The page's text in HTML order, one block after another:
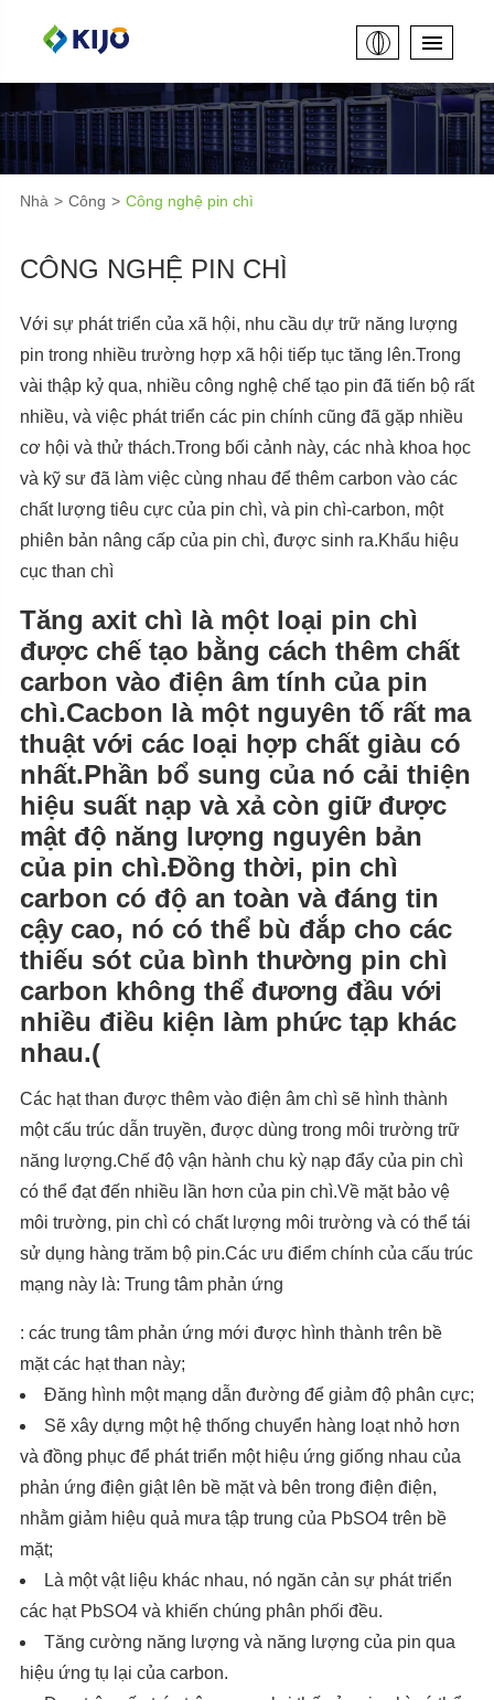
Nhà Công Công nghệ pin chì
CÔNG NGHỆ PIN CHÌ
Với sự phát triển của xã hội, nhu cầu dự trữ năng lượng
pin trong nhiều trường hợp xã hội tiếp tục tăng lên.Trong
vài thập kỷ qua, nhiều công nghệ chế tạo pin đã tiến bộ rất
nhiều, và việc phát triển các pin chính cũng đã gặp nhiều
cơ hội và thử thách.Trong bối cảnh này, các nhà khoa học
và kỹ sư đã làm việc cùng nhau để thêm carbon vào các
chất lượng tiêu cực của pin chì, và pin chì-carbon, một
phiên bản nâng cấp của pin chì, được sinh ra.Khẩu hiệu
cục than chì
Tăng axit chì là một loại pin chì
được chế tạo bằng cách thêm chất
carbon vào điện âm tính của pin
chì.Cacbon là một nguyên tố rất ma
thuật với các loại hợp chất giàu có
nhất.Phần bổ sung của nó cải thiện
hiệu suất nạp và xả còn giữ được
mật độ năng lượng nguyên bản
của pin chì.Đồng thời, pin chì
carbon có độ an toàn và đáng tin
cậy cao, nó có thể bù đắp cho các
thiếu sót của bình thường pin chì
carbon không thể đương đầu với
nhiều điều kiện làm phức tạp khác
nhau.(
Các hạt than được thêm vào điện âm chì sẽ hình thành
một cấu trúc dẫn truyền, được dùng trong môi trường trữ
năng lượng.Chế độ vận hành chu kỳ nạp đẩy của pin chì
có thể đạt đến nhiều lần hơn của pin chì.Về mặt bảo vệ
môi trường, pin chì có chất lượng môi trường và có thể tái
sử dụng hàng trăm bộ pin.Các ưu điểm chính của cấu trúc
mạng này là: Trung tâm phản ứng
: các trung tâm phản ứng mới được hình thành trên bề
mặt các hạt than này;
Đăng hình một mạng dẫn đường để giảm độ phân cực;
Sẽ xây dựng một hệ thống chuyển hàng loạt nhỏ hơn
và đồng phục để phát triển một hiệu ứng giống nhau của
phản ứng điện giật lên bề mặt và bên trong điện điện,
nhằm giảm hiệu quả mưa tập trung của PbSO4 trên bề
mặt;
Là một vật liệu khác nhau, nó ngăn cản sự phát triển
các hạt PbSO4 và khiến chúng phân phối đều.
Tăng cường năng lượng và năng lượng của pin qua
hiệu ứng tụ lại của carbon.